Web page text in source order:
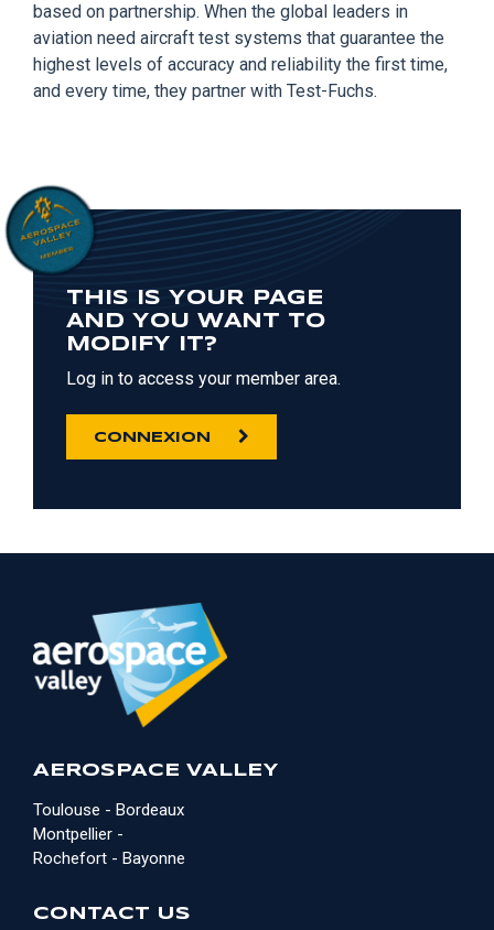
based on partnership. When the global leaders in
aviation need aircraft test systems that guarantee the
highest levels of accuracy and reliability the first time,
and every time, they partner with Test-Fuchs.
THIS IS YOUR PAGE
AND YOU WANT TO
MODIFY IT?
Log in to access your member area.
CONNEXION
AEROSPACE VALLEY
Toulouse - Bordeaux
Montpellier -
Rochefort - Bayonne
CONTACT US